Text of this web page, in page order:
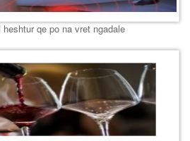
qe po na vret ngadale